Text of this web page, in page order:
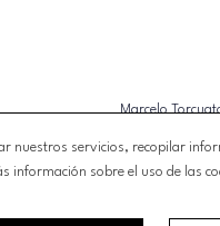
Marcelo
nuestros servicios, recopilar
sobre el uso de las